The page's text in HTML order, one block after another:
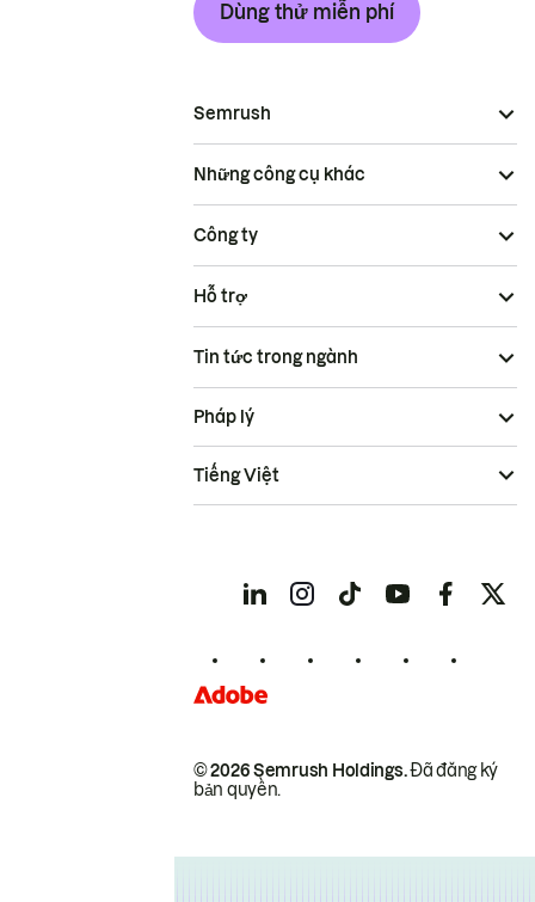
Dùng thử miễn phí
Semrush
Những công cụ khác
Công ty
Hỗ trợ
Tin tức trong ngành
© 2026 Semrush Holdings.Đã đăng ký
bản quyền.
Pháp lý
Tiếng Việt